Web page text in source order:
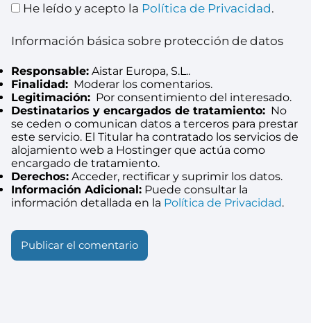
He leído y acepto la Política de Privacidad.
Información básica sobre protección de datos
Responsable: Aistar Europa, S.L..
Finalidad: Moderar los comentarios.
Legitimación: Por consentimiento del interesado.
Destinatarios y encargados de tratamiento: No
se ceden o comunican datos a terceros para prestar
este servicio. El Titular ha contratado los servicios de
alojamiento web a Hostinger que actúa como
encargado de tratamiento.
Derechos: Acceder, rectificar y suprimir los datos.
Información Adicional: Puede consultar la
información detallada en la Política de Privacidad.